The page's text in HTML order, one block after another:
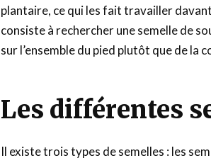
plantaire, ce qui les fait travailler
consiste à rechercher une semelle de
sur l’ensemble du pied plutôt que de la
Les différentes
Il existe trois types de semelles : les